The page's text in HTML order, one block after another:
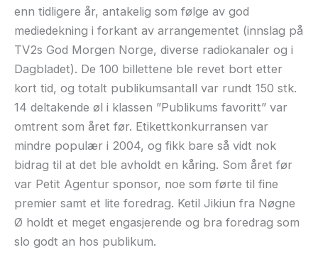
enn tidligere år, antakelig som følge av god
mediedekning i forkant av arrangementet (innslag på
TV2s God Morgen Norge, diverse radiokanaler og i
Dagbladet). De 100 billettene ble revet bort etter
kort tid, og totalt publikumsantall var rundt 150 stk.
14 deltakende øl i klassen ”Publikums favoritt” var
omtrent som året før. Etikettkonkurransen var
mindre populær i 2004, og fikk bare så vidt nok
bidrag til at det ble avholdt en kåring. Som året før
var Petit Agentur sponsor, noe som førte til fine
premier samt et lite foredrag. Ketil Jikiun fra Nøgne
Ø holdt et meget engasjerende og bra foredrag som
slo godt an hos publikum.